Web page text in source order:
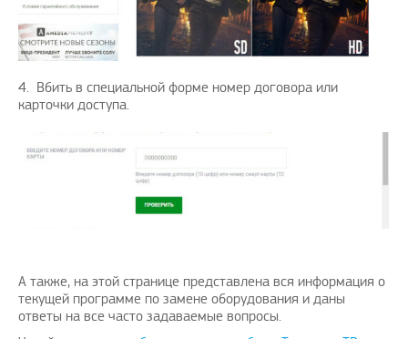
4. Вбить в специальной форме номер договора или
карточки доступа.
А также, на этой странице представлена вся информация о
текущей программе по замене оборудования и даны
ответы на все часто задаваемые вопросы.